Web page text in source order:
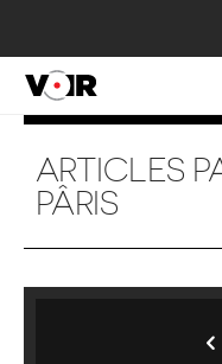
ARTICLES
PÂRIS